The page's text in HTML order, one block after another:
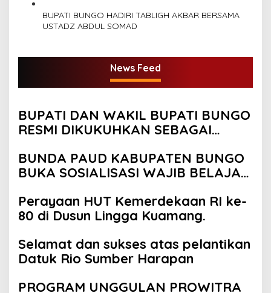
BUPATI BUNGO HADIRI TABLIGH AKBAR BERSAMA
USTADZ ABDUL SOMAD
News Feed
BUPATI DAN WAKIL BUPATI BUNGO
RESMI DIKUKUHKAN SEBAGAI
BUNDA PAUD KABUPATEN BUNGO
BUKA SOSIALISASI WAJIB BELAJAR
Perayaan HUT Kemerdekaan RI ke-
80 di Dusun Lingga Kuamang.
Selamat dan sukses atas pelantikan
Datuk Rio Sumber Harapan
PROGRAM UNGGULAN PROWITRA